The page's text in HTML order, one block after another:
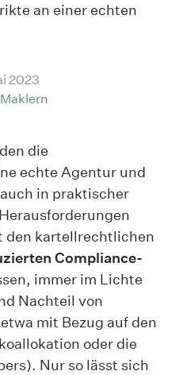
an einer echten
2023
die
echte Agentur und
in praktischer
den kartellrechtlichen
Compliance-
immer im Lichte
Nachteil von
mit Bezug auf den
oder die
Nur so lässt sich